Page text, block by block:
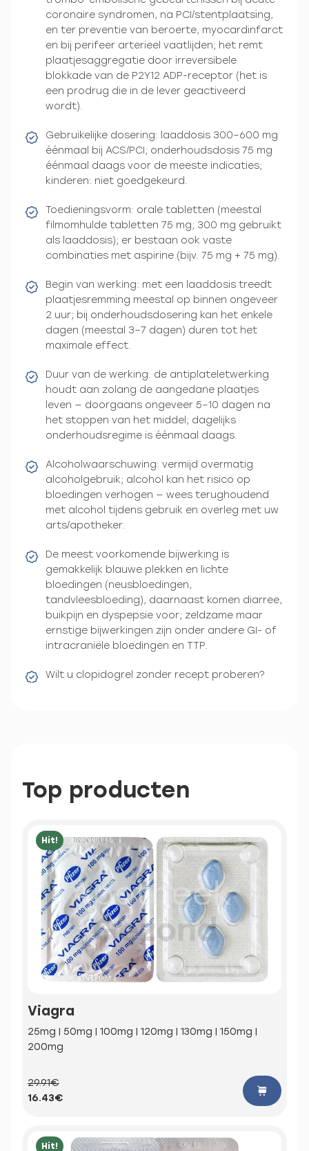
coronaire syndromen, na PCI/stentplaatsing,
en ter preventie van beroerte, myocardinfarct
en bij perifeer arterieel vaatlijden; het remt
plaatjesaggregatie door irreversibele
blokkade van de P2Y12 ADP-receptor (het is
een prodrug die in de lever geactiveerd
wordt).
Gebruikelijke dosering: laaddosis 300–600 mg
éénmaal bij ACS/PCI; onderhoudsdosis 75 mg
éénmaal daags voor de meeste indicaties;
kinderen: niet goedgekeurd.
Toedieningsvorm: orale tabletten (meestal
filmomhulde tabletten 75 mg; 300 mg gebruikt
als laaddosis); er bestaan ook vaste
combinaties met aspirine (bijv. 75 mg + 75 mg).
Begin van werking: met een laaddosis treedt
plaatjesremming meestal op binnen ongeveer
2 uur; bij onderhoudsdosering kan het enkele
dagen (meestal 3–7 dagen) duren tot het
maximale effect.
Duur van de werking: de antiplateletwerking
houdt aan zolang de aangedane plaatjes
leven — doorgaans ongeveer 5–10 dagen na
het stoppen van het middel; dagelijks
onderhoudsregime is éénmaal daags.
Alcoholwaarschuwing: vermijd overmatig
alcoholgebruik; alcohol kan het risico op
bloedingen verhogen — wees terughoudend
met alcohol tijdens gebruik en overleg met uw
arts/apotheker.
De meest voorkomende bijwerking is
gemakkelijk blauwe plekken en lichte
bloedingen (neusbloedingen,
tandvleesbloeding), daarnaast komen diarree,
buikpijn en dyspepsie voor; zeldzame maar
ernstige bijwerkingen zijn onder andere GI- of
intracraniële bloedingen en TTP.
Wilt u clopidogrel zonder recept proberen?
Top producten
Hit!
Viagra
25mg | 50mg | 100mg | 120mg | 130mg | 150mg |
200mg
29.91€
16.43€
Hit!